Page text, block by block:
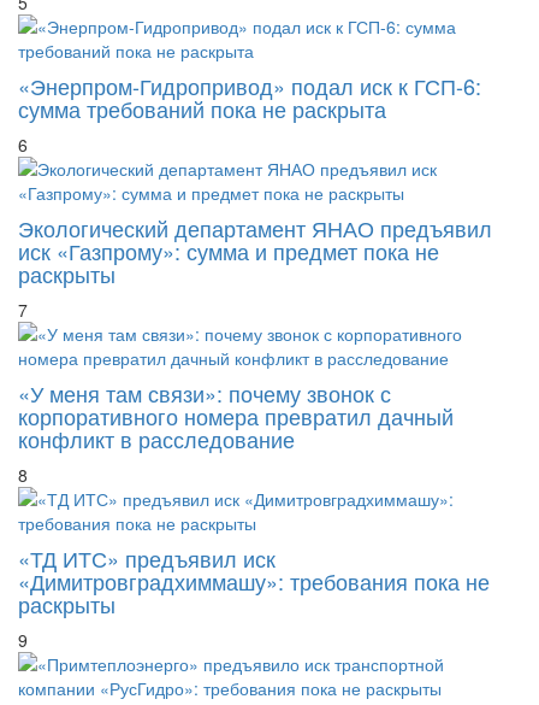
«Энерпром-Гидропривод» подал иск к ГСП-6:
сумма требований пока не раскрыта
6
Экологический департамент ЯНАО предъявил
иск «Газпрому»: сумма и предмет пока не
раскрыты
7
«У меня там связи»: почему звонок с
корпоративного номера превратил дачный
конфликт в расследование
8
«ТД ИТС» предъявил иск
«Димитровградхиммашу»: требования пока не
раскрыты
9